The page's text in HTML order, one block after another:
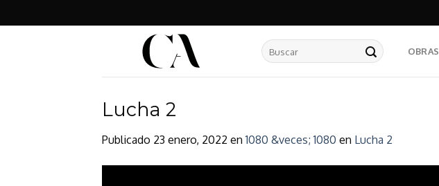
to
Buscar
por:
OBRAS
Lucha 2
Publicado 23 enero, 2022 en1080 &veces; 1080 en Lucha 2